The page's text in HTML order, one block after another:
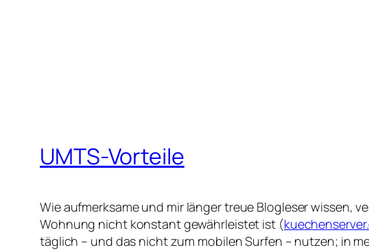
UMTS-Vorteile
Wie aufmerksame und mir länger treue Blogleser wissen,
Wohnung nicht konstant gewährleistet ist (
täglich – und das nicht zum mobilen Surfen – nutzen; in